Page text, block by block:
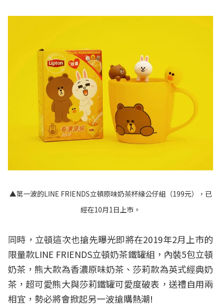
▲第一波的LINE FRIENDS立頓原味奶茶杯緣公仔組（199元），已
經在10月1日上市。
同時，立頓這次也搶先曝光即將在2019年2月上市的
限量款LINE FRIENDS立頓奶茶鐵罐組，內裝5包立頓
奶茶，熊大款為香濃原味奶茶、莎莉款為英式經典奶
茶，超可愛熊大與莎莉鐵罐可愛度破表，送禮自用兩
相宜，勢必將會掀起另一波搶購熱潮!